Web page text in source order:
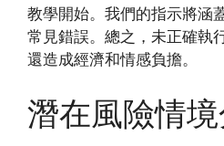
教學開始。我們的指示將涵
常見錯誤。總之，未正確執
還造成經濟和情感負擔。
潛在風險情